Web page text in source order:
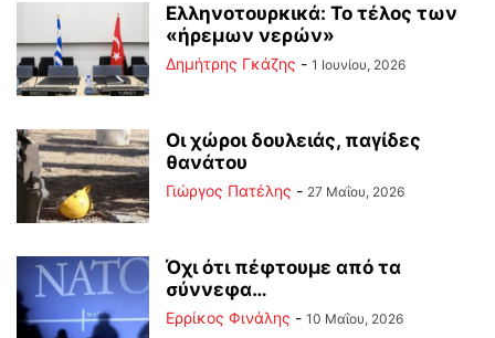
Ελληνοτουρκικά: Το τέλος των
«ήρεμων νερών»
Δημήτρης Γκάζης - 1 Ιουνίου, 2026
Οι χώροι δουλειάς, παγίδες
θανάτου
Γιώργος Πατέλης - 27 Μαΐου, 2026
Όχι ότι πέφτουμε από τα
σύννεφα…
Ερρίκος Φινάλης - 10 Μαΐου, 2026